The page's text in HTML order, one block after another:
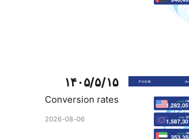
۱۴۰۵/۵/۱۵
Conversion rates
2026-08-06